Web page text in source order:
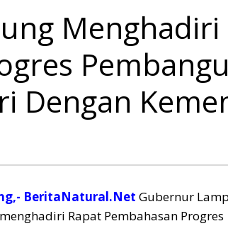
Pembahasan
Progres
Pembangunan
Kawasan
Industri
Dengan
Kemenperin.
Menghadiri
Dengan
BeritaNatural.Net Gubernur
Rapat Pembahasan Progres